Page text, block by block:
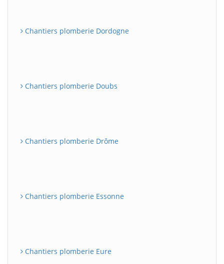
Chantiers plomberie Dordogne
Chantiers plomberie Doubs
Chantiers plomberie Drôme
Chantiers plomberie Essonne
Chantiers plomberie Eure